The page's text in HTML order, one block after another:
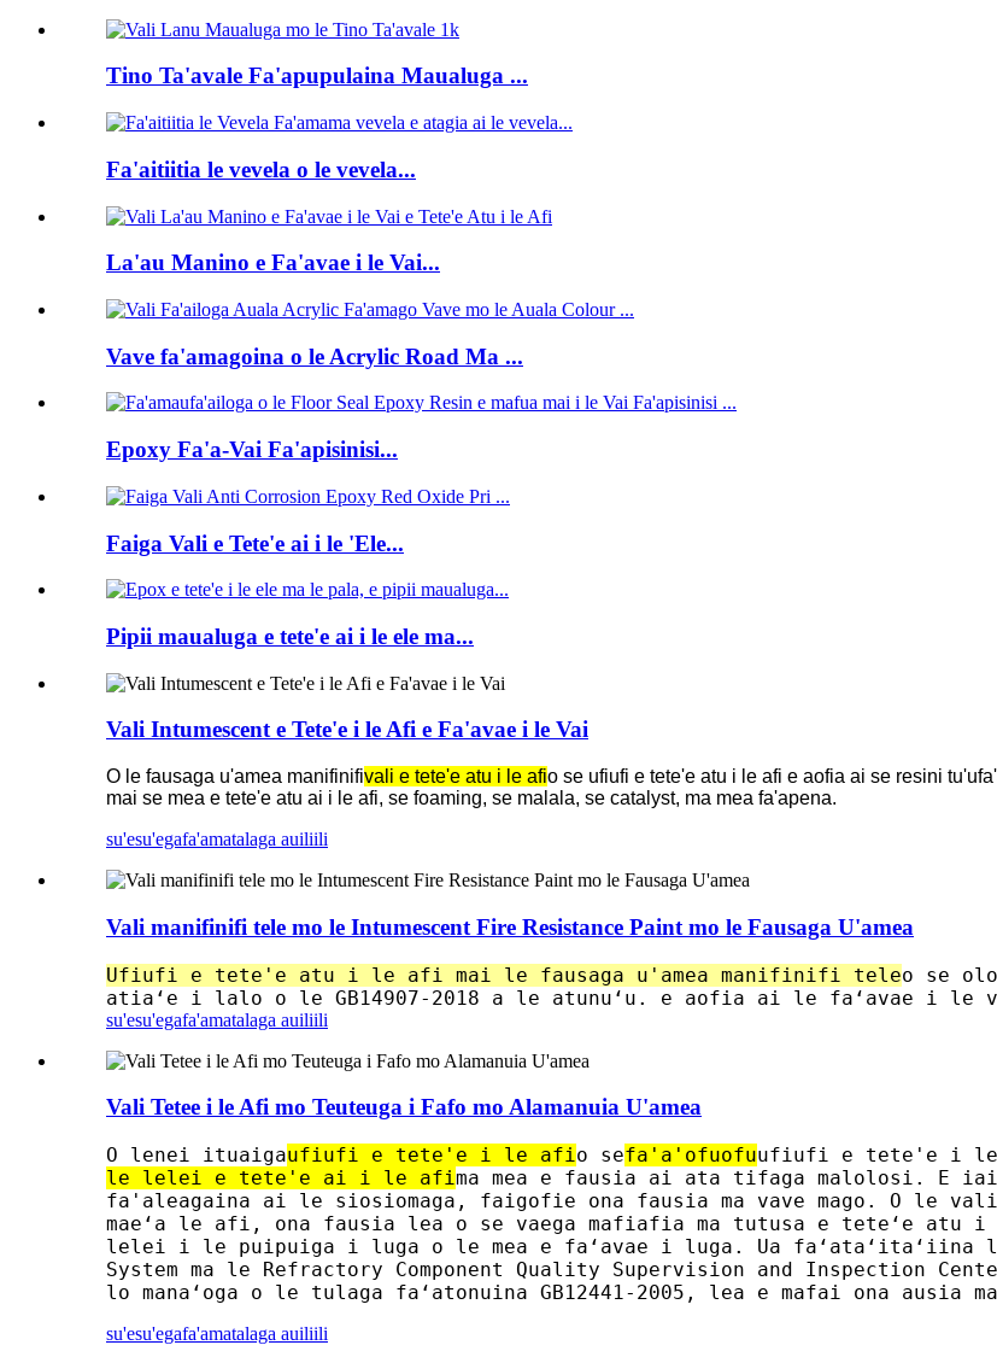
Tino Ta'avale Fa'apupulaina Maualuga ...
Fa'aitiitia le vevela o le vevela...
La'au Manino e Fa'avae i le Vai...
Vave fa'amagoina o le Acrylic Road Ma ...
Epoxy Fa'a-Vai Fa'apisinisi...
Faiga Vali e Tete'e ai i le 'Ele...
Pipii maualuga e tete'e ai i le ele ma...
Vali Intumescent e Tete'e i le Afi e Fa'avae i le Vai
O le fausaga u'amea manifinifivali e tete'e atu i le afio se ufiufi e tete'e atu i le afi e aofia ai se resini
mai se mea e tete'e atu ai i le afi, se foaming, se malala, se catalyst, ma mea fa'apena.
su'esu'egafa'amatalaga auiliili
Vali manifinifi tele mo le Intumescent Fire Resistance Paint mo le Fausaga U'amea
Ufiufi e tete'e atu i le afi mai le fausaga u'amea manifinifi teleo se
atiaʻe i lalo o le GB14907-2018 a le atunuʻu. e aofia ai le faʻavae i le
su'esu'egafa'amatalaga auiliili
Vali Tetee i le Afi mo Teuteuga i Fafo mo Alamanuia U'amea
O lenei ituaigaufiufi e tete'e i le afio sefa'a'ofuofuufiufi e tete'e i
le lelei e tete'e ai i le afima mea e fausia ai ata tifaga malolosi. E
fa'aleagaina ai le siosiomaga, faigofie ona fausia ma vave mago. O le
maeʻa le afi, ona fausia lea o se vaega mafiafia ma tutusa e teteʻe
lelei i le puipuiga i luga o le mea e faʻavae i luga. Ua faʻataʻitaʻiina
System ma le Refractory Component Quality Supervision and Inspection
lo manaʻoga o le tulaga faʻatonuina GB12441-2005, lea e mafai ona ausia
su'esu'egafa'amatalaga auiliili